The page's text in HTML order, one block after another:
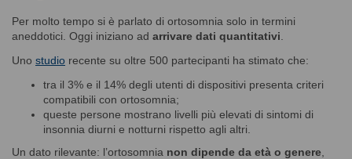
Per molto tempo si è parlato di ortosomnia solo in termini
aneddotici. Oggi iniziano ad arrivare dati quantitativi
Uno studio recente su oltre 500 partecipanti ha stimato che:
tra il 3% e il 14% degli utenti di dispositivi presenta criteri
compatibili con ortosomnia;
queste persone mostrano livelli più elevati di sintomi di
insonnia diurni e notturni rispetto agli altri.
Un dato rilevante: l’ortosomnia non dipende da età o genere